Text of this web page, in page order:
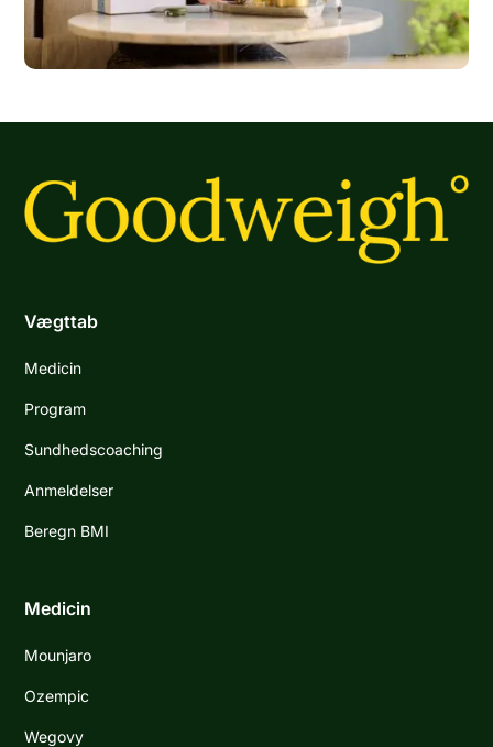
Vægttab
Medicin
Program
Sundhedscoaching
Anmeldelser
Beregn BMI
Medicin
Mounjaro
Ozempic
Wegovy